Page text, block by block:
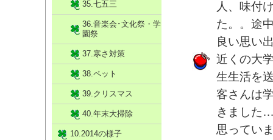
人、味付
た。。途
良い思い
近くの大
生生活を
客さんは
きました
思ってい
35.七五三
36.音楽会･文化祭・学
園祭
37.寒さ対策
38.ペット
39.クリスマス
40.年末大掃除
10.2014の様子